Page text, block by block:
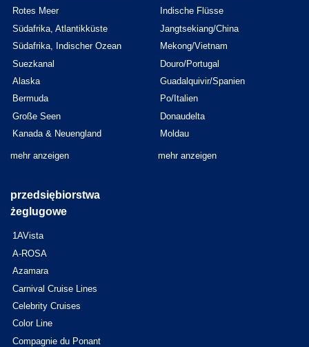
Rotes Meer
Südafrika, Atlantikküste
Südafrika, Indischer Ozean
Suezkanal
Alaska
Bermuda
Große Seen
Kanada & Neuengland
mehr anzeigen
Indische Flüsse
Jangtsekiang/China
Mekong/Vietnam
Douro/Portugal
Guadalquivir/Spanien
Po/Italien
Donaudelta
Moldau
mehr anzeigen
przedsiębiorstwa
żeglugowe
1AVista
A-ROSA
Azamara
Carnival Cruise Lines
Celebrity Cruises
Color Line
Compagnie du Ponant